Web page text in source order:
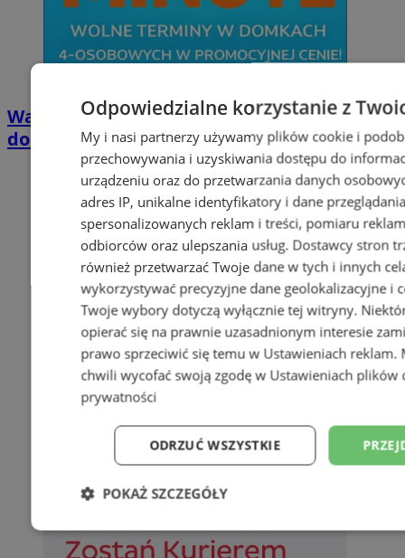
Wakacyjny wypoczynek nad Bałtykiem w
domkach Szmaragdowe Morze
Odpowiedzialne korzystanie z
My i nasi partnerzy używamy plików cookie i
przechowywania i uzyskiwania dostępu do
urządzeniu oraz do przetwarzania danych
adres IP, unikalne identyfikatory i dane
spersonalizowanych reklam i treści, pomiaru
odbiorców oraz ulepszania usług. Dostawcy stron
również przetwarzać Twoje dane w tych i innych
wykorzystywać precyzyjne dane geolokalizacyjne i
Twoje wybory dotyczą wyłącznie tej witryny.
opierać się na prawnie uzasadnionym interesie
prawo sprzeciwić się temu w Ustawieniach reklam.
chwili wycofać swoją zgodę w Ustawieniach plików
prywatności
ODRZUĆ WSZYSTKIE
POKAŻ SZCZEGÓŁY
Niezbędne Wydajność